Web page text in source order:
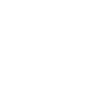
útočník